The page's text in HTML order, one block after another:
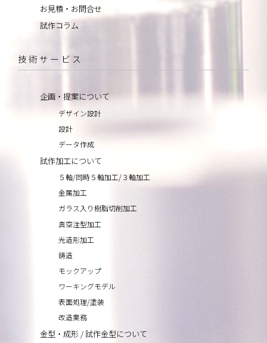
お見積・お問合せ
試作コラム
技術サービス
企画・提案について
デザイン設計
設計
データ作成
試作加工について
５軸/同時５軸加工/３軸加工
金属加工
ガラス入り樹脂切削加工
真空注型加工
光造形加工
鋳造
モックアップ
ワーキングモデル
表面処理/塗装
改造業務
金型・成形 / 試作金型について